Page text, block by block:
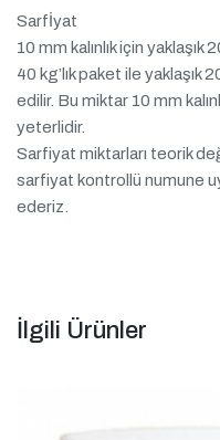
Sarfİyat
10 mm kalınlık için yaklaşık
40 kg’lık paket ile
edilir. Bu miktar 10 mm
yeterlidir.
Sarfiyat miktarları teorik
sarfiyat kontrollü numune
ederiz.
İlgili Ürünler